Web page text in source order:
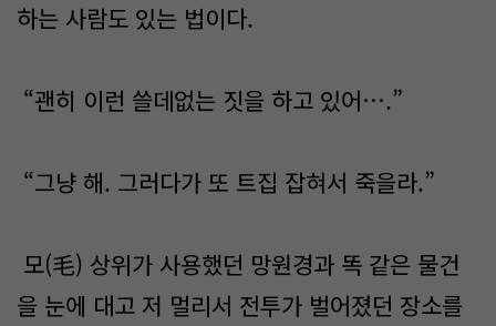
하는 사람도 있는 법이다.
“괜히 이런 쓸데없는 짓을 하고 있어….”
“그냥 해. 그러다가 또 트집 잡혀서 죽을라.”
모(毛) 상위가 사용했던 망원경과 똑 같은 물건
을 눈에 대고 저 멀리서 전투가 벌어졌던 장소를